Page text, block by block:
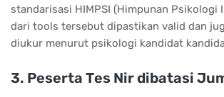
standarisasi HIMPSI (Himpunan Psikologi
dari tools tersebut dipastikan valid dan
diukur menurut psikologi kandidat
3. Pеѕеrtа Tеѕ Nіr dіbаtаѕі